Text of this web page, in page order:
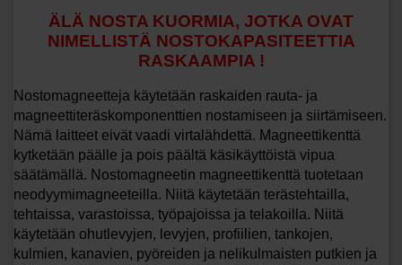
ÄLÄ NOSTA KUORMIA, JOTKA OVAT
NIMELLISTÄ NOSTOKAPASITEETTIA
RASKAAMPIA !
Nostomagneetteja käytetään raskaiden rauta- ja
magneettiteräskomponenttien nostamiseen ja siirtämiseen.
Nämä laitteet eivät vaadi virtalähdettä. Magneettikenttä
kytketään päälle ja pois päältä käsikäyttöistä vipua
säätämällä. Nostomagneetin magneettikenttä tuotetaan
neodyymimagneeteilla. Niitä käytetään terästehtailla,
tehtaissa, varastoissa, työpajoissa ja telakoilla. Niitä
käytetään ohutlevyjen, levyjen, profiilien, tankojen,
kulmien, kanavien, pyöreiden ja nelikulmaisten putkien ja